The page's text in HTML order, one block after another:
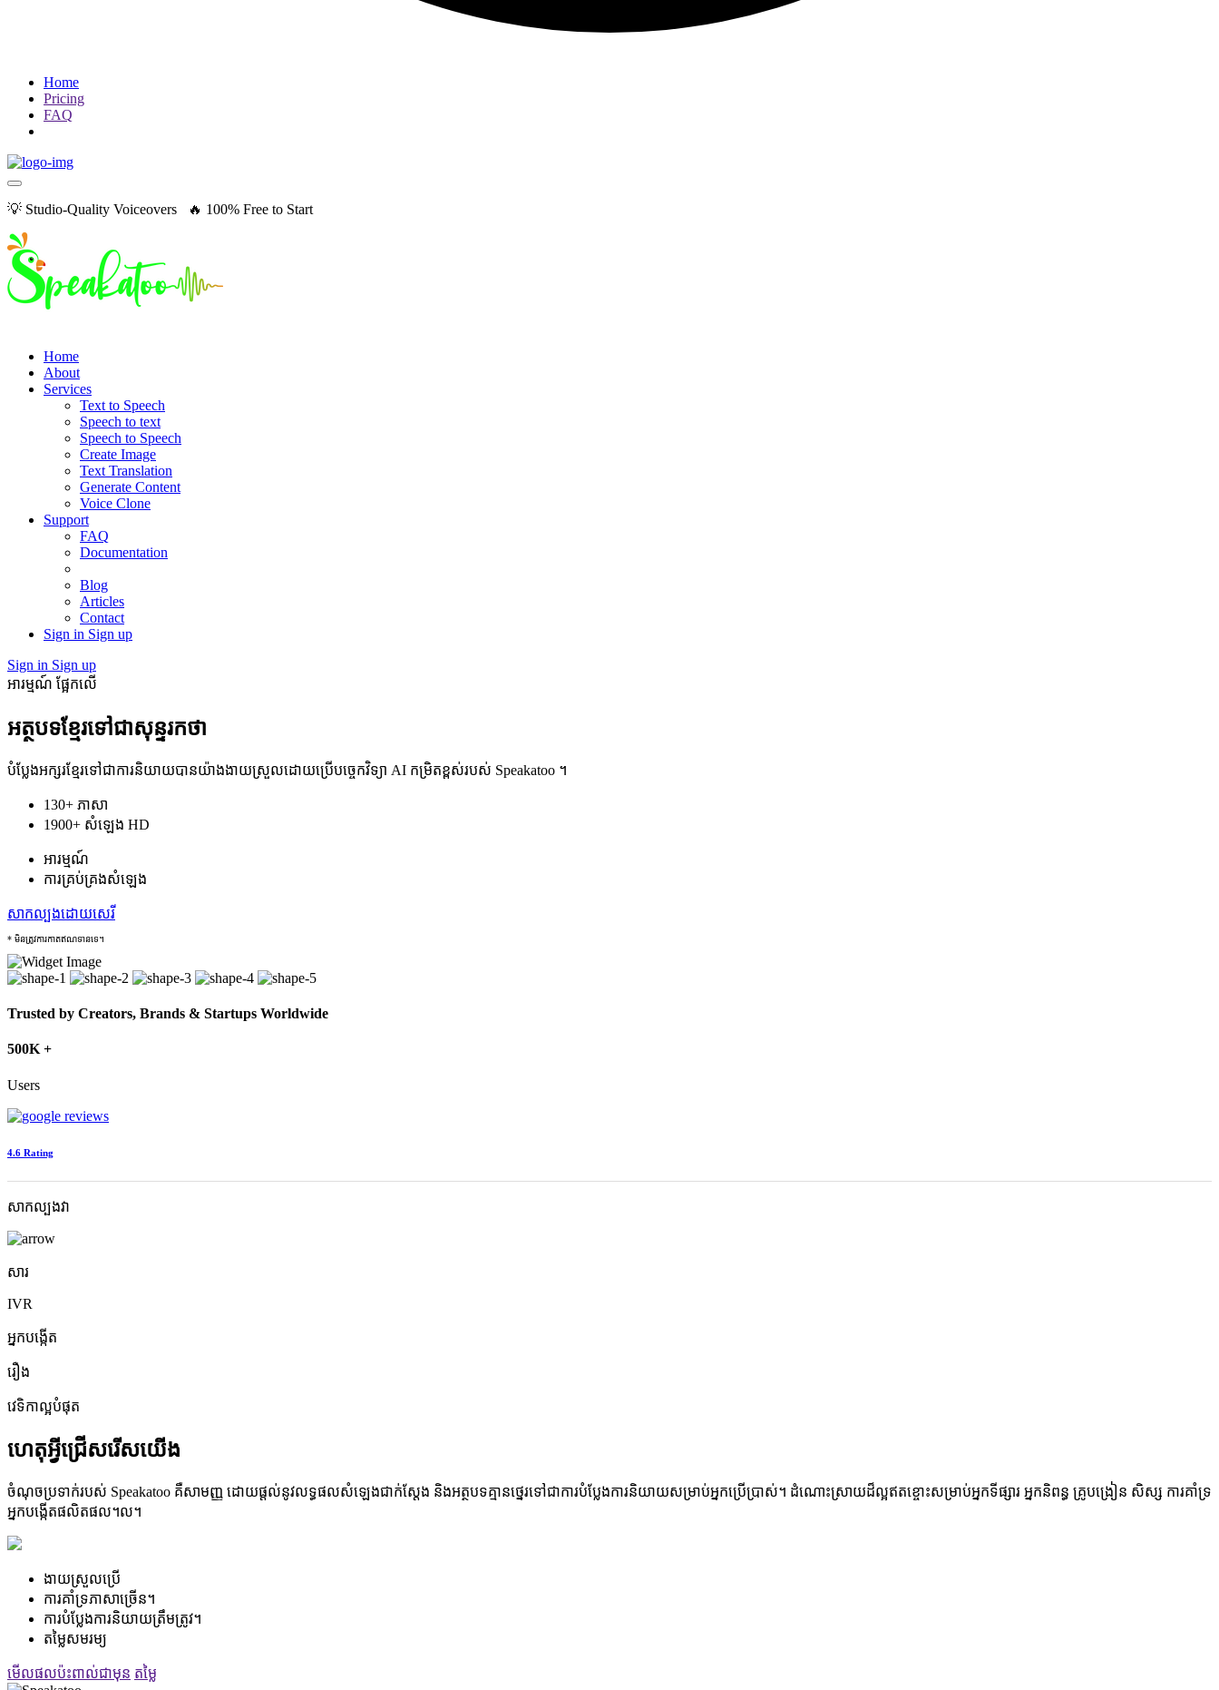
Home
Pricing
FAQ
💡 Studio-Quality Voiceovers 🔥 100% Free to Start
Home
About
Services
Text to Speech
Speech to text
Speech to Speech
Create Image
Text Translation
Generate Content
Voice Clone
Support
FAQ
Documentation
Blog
Articles
Contact
Sign in Sign up
Sign in Sign up
អារម្មណ៍ ផ្អែកលើ
អត្ថបទ​ខ្មែរ​ទៅ​ជា​សុន្ទរកថា
បំប្លែងអក្សរខ្មែរទៅជាការនិយាយបានយ៉ាងងាយស្រួលដោយប្រើបច្ចេកវិទ្យា AI កម្រិតខ្ពស់របស់ Speakatoo ។
130+ ភាសា
1900+ សំឡេង HD
អារម្មណ៍
ការគ្រប់គ្រងសំឡេង
សាកល្បង​ដោយសេរី
* មិនត្រូវការកាតឥណទានទេ។
Trusted by Creators, Brands & Startups Worldwide
500K +
Users
4.6 Rating
សាកល្បង​វា
សារ
IVR
អ្នកបង្កើត
រឿង
វេទិកាល្អបំផុត
ហេតុអ្វីជ្រើសរើសយើង
ចំណុចប្រទាក់របស់ Speakatoo គឺសាមញ្ញ ដោយផ្តល់នូវលទ្ធផលសំឡេងជាក់ស្តែង និងអត្ថបទគ្មានថ្នេរទៅជាការបំប្លែងការនិយាយសម្រាប់អ្នកប្រើប្រាស់។ ដំណោះស្រាយដ៏ល្អឥតខ្ចោះសម្រាប់អ្នកទីផ្សារ អ្នកនិពន្ធ គ្រូបង្រៀន សិស្ស ការគាំទ្រ
អ្នកបង្កើតផលិតផល។ល។
ងាយស្រួល​ប្រើ
ការគាំទ្រភាសាច្រើន។
ការបំប្លែងការនិយាយត្រឹមត្រូវ។
តម្លៃសមរម្យ
មើលផលប៉ះពាល់ជាមុន តម្លៃ